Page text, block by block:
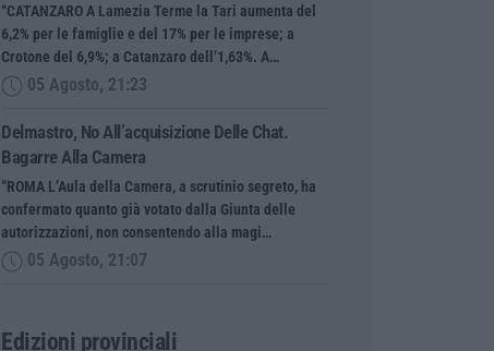
“CATANZARO A Lamezia Terme la Tari aumenta del
6,2% per le famiglie e del 17% per le imprese; a
Crotone del 6,9%; a Catanzaro dell’1,63%. A…
05 Agosto, 21:23
Delmastro, No All’acquisizione Delle Chat.
Bagarre Alla Camera
“ROMA L’Aula della Camera, a scrutinio segreto, ha
confermato quanto già votato dalla Giunta delle
autorizzazioni, non consentendo alla magi…
05 Agosto, 21:07
Edizioni provinciali